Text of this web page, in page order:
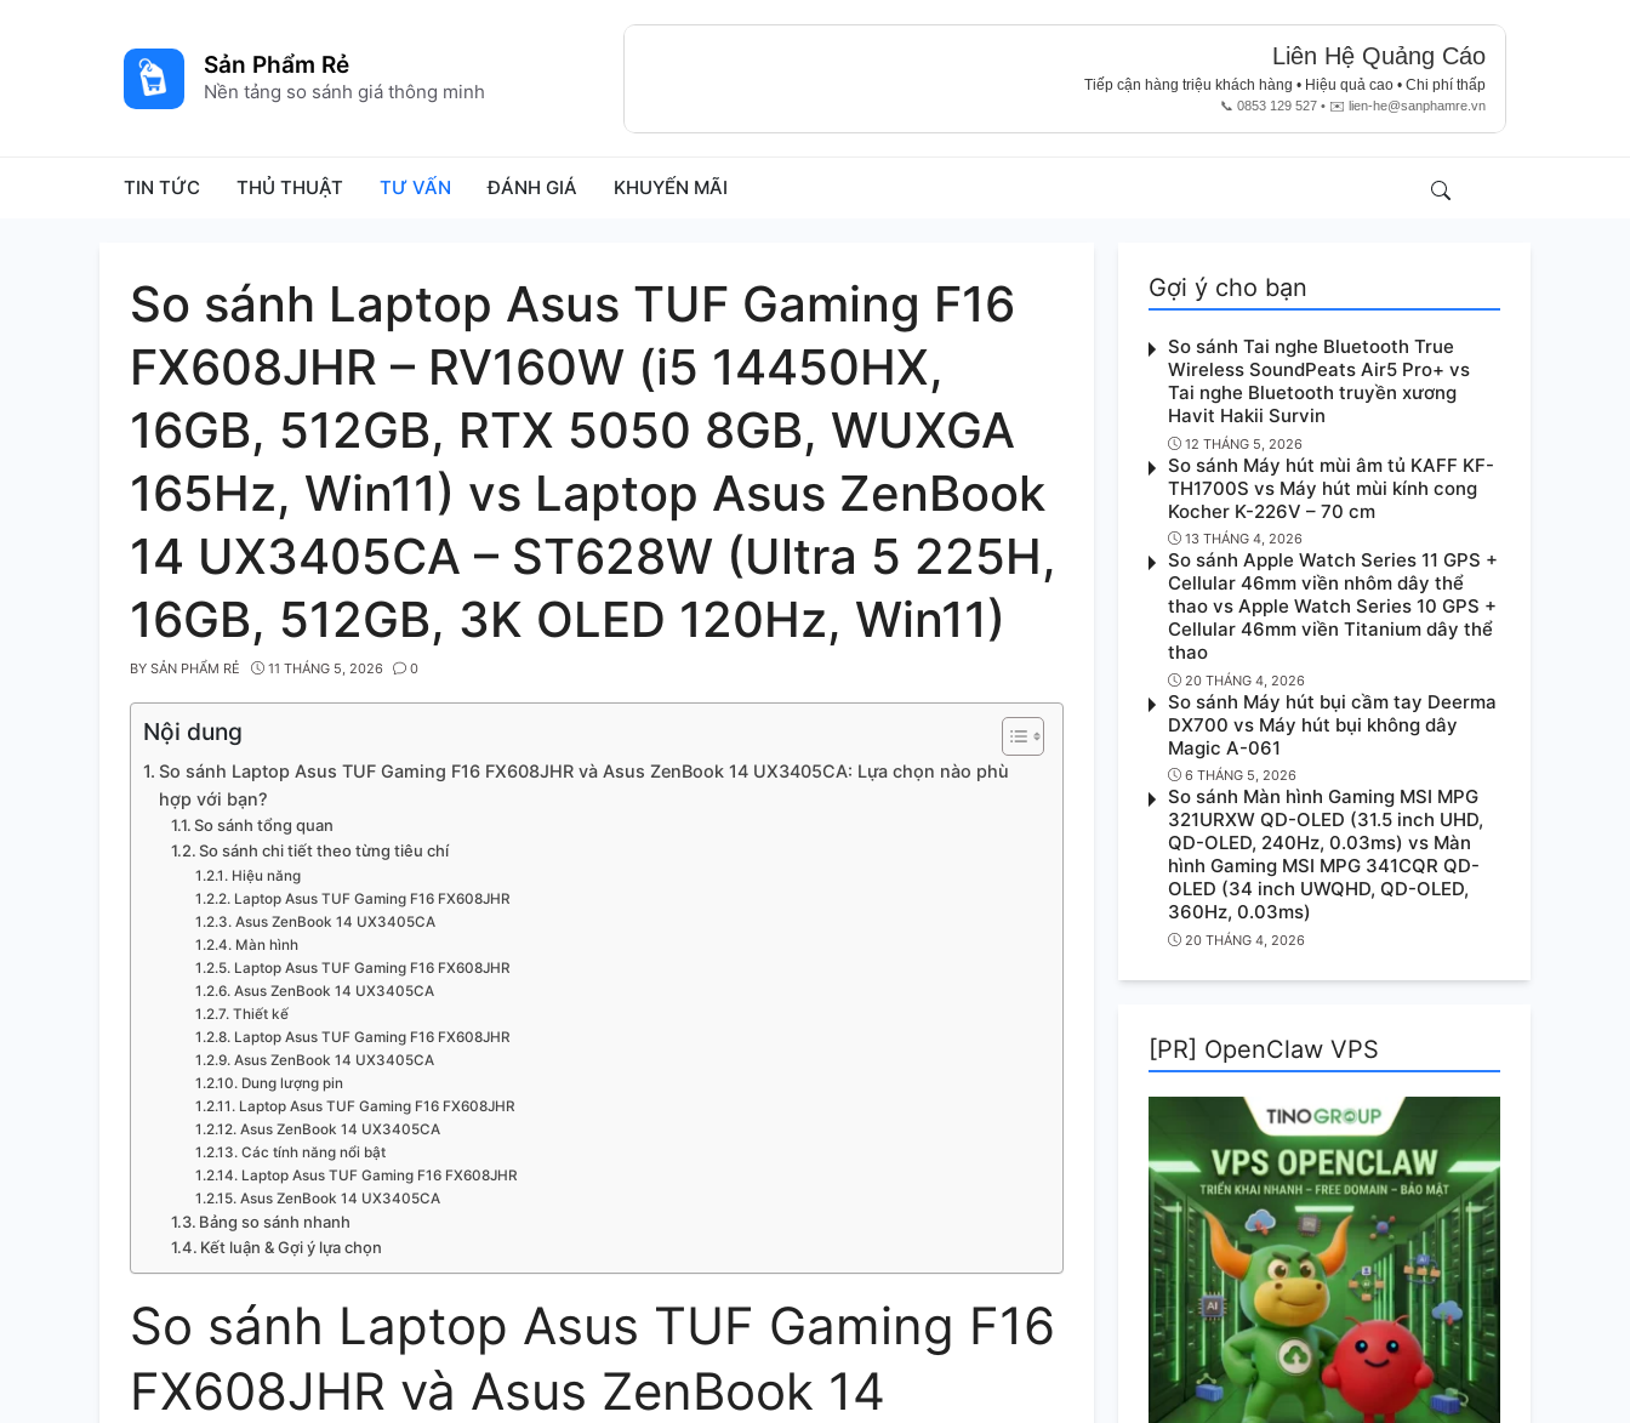
Sản Phẩm Rẻ
Nền tảng so sánh giá thông minh
Liên Hệ Quảng Cáo
Tiếp cận hàng triệu khách hàng • Hiệu quả cao • Chi phí thấp
📞 0853 129 527 • ✉️ lien-he@sanphamre.vn
TIN TỨC THỦ THUẬT TƯ VẤN ĐÁNH GIÁ KHUYẾN MÃI Search
So sánh Laptop Asus TUF Gaming F16
FX608JHR – RV160W (i5 14450HX,
16GB, 512GB, RTX 5050 8GB, WUXGA
165Hz, Win11) vs Laptop Asus ZenBook
14 UX3405CA – ST628W (Ultra 5 225H,
16GB, 512GB, 3K OLED 120Hz, Win11)
BY SẢN PHẨM RẺ 11 THÁNG 5, 2026 0
Nội dung
So sánh Laptop Asus TUF Gaming F16 FX608JHR và Asus ZenBook 14 UX3405CA: Lựa chọn nào phù
hợp với bạn?
So sánh tổng quan
So sánh chi tiết theo từng tiêu chí
Hiệu năng
Laptop Asus TUF Gaming F16 FX608JHR
Asus ZenBook 14 UX3405CA
Màn hình
Laptop Asus TUF Gaming F16 FX608JHR
Asus ZenBook 14 UX3405CA
Thiết kế
Laptop Asus TUF Gaming F16 FX608JHR
Asus ZenBook 14 UX3405CA
Dung lượng pin
Laptop Asus TUF Gaming F16 FX608JHR
Asus ZenBook 14 UX3405CA
Các tính năng nổi bật
Laptop Asus TUF Gaming F16 FX608JHR
Asus ZenBook 14 UX3405CA
Bảng so sánh nhanh
Kết luận & Gợi ý lựa chọn
So sánh Laptop Asus TUF Gaming F16
FX608JHR và Asus ZenBook 14
Gợi ý cho bạn
So sánh Tai nghe Bluetooth True
Wireless SoundPeats Air5 Pro+ vs
Tai nghe Bluetooth truyền xương
Havit Hakii Survin
12 THÁNG 5, 2026
So sánh Máy hút mùi âm tủ KAFF KF-
TH1700S vs Máy hút mùi kính cong
Kocher K-226V – 70 cm
13 THÁNG 4, 2026
So sánh Apple Watch Series 11 GPS +
Cellular 46mm viền nhôm dây thể
thao vs Apple Watch Series 10 GPS +
Cellular 46mm viền Titanium dây thể
thao
20 THÁNG 4, 2026
So sánh Máy hút bụi cầm tay Deerma
DX700 vs Máy hút bụi không dây
Magic A-061
6 THÁNG 5, 2026
So sánh Màn hình Gaming MSI MPG
321URXW QD-OLED (31.5 inch UHD,
QD-OLED, 240Hz, 0.03ms) vs Màn
hình Gaming MSI MPG 341CQR QD-
OLED (34 inch UWQHD, QD-OLED,
360Hz, 0.03ms)
20 THÁNG 4, 2026
[PR] OpenClaw VPS